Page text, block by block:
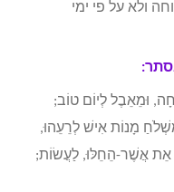
ולא על פי ימי
וּמֵאֵבֶל לְיוֹם טוֹב;
מָנוֹת אִישׁ לְרֵעֵהוּ,
אֵת אֲשֶׁר-הֵחֵלּוּ, לַעֲשׂוֹת;